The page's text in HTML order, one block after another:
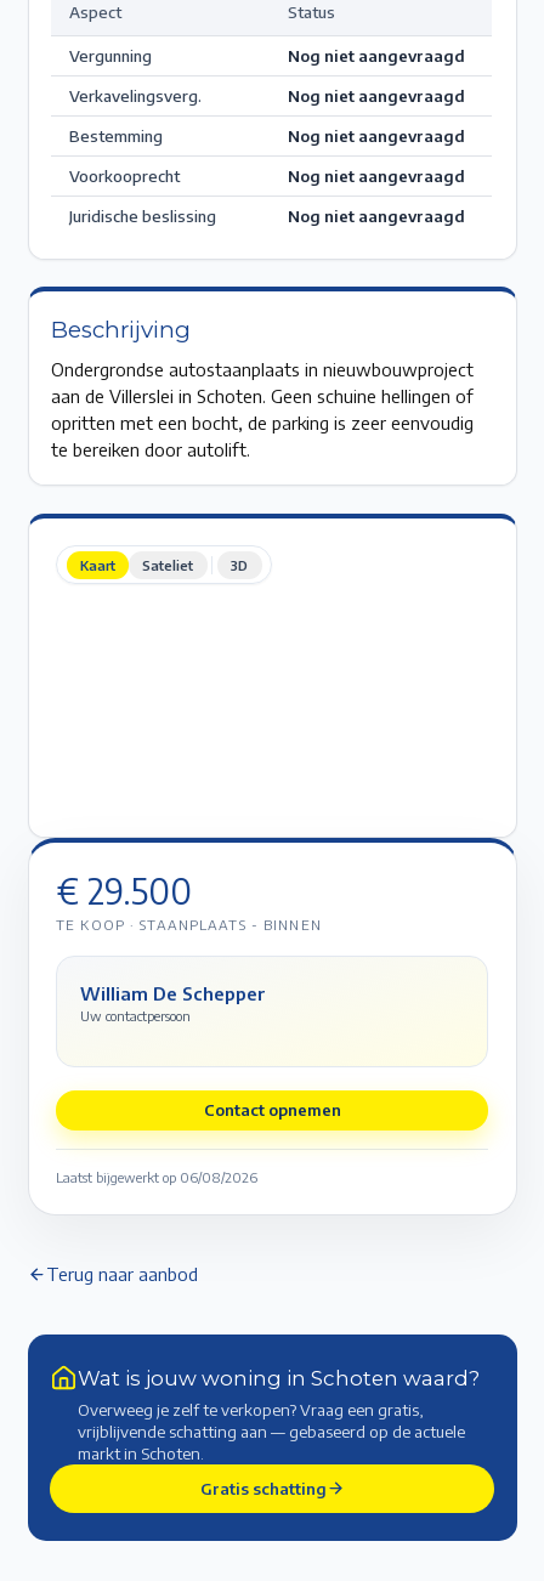
Aspect Status
Vergunning
Nog niet aangevraagd
Verkavelingsverg.
Nog niet aangevraagd
Bestemming
Nog niet aangevraagd
Voorkooprecht
Nog niet aangevraagd
Juridische beslissing
Nog niet aangevraagd
Beschrijving
Ondergrondse autostaanplaats in nieuwbouwproject
aan de Villerslei in Schoten. Geen schuine hellingen of
opritten met een bocht, de parking is zeer eenvoudig
te bereiken door autolift.
Kaart Sateliet 3D
€ 29.500
TE KOOP · STAANPLAATS - BINNEN
William De Schepper
Uw contactpersoon
Contact opnemen
Laatst bijgewerkt op 06/08/2026
Terug naar aanbod
Wat is jouw woning in Schoten waard?
Overweeg je zelf te verkopen? Vraag een gratis,
vrijblijvende schatting aan — gebaseerd op de actuele
marktin Schoten
Gratis schatting